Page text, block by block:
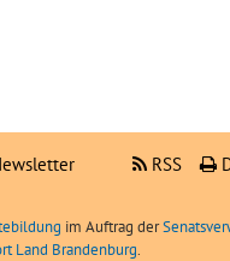
RSS
im Auftrag der
Land Brandenburg.